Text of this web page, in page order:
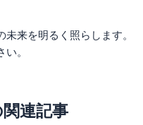
来を明るく照らします。
。
連記事